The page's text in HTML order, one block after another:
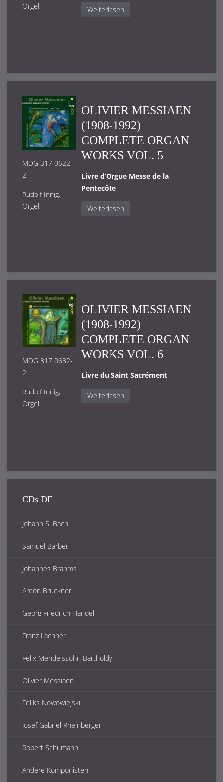
Orgel
Weiterlesen
MDG 317 0622-
2
Rudolf Innig,
Orgel
OLIVIER MESSIAEN
(1908-1992)
COMPLETE ORGAN
WORKS VOL. 5
Livre d’Orgue Messe de la
Pentecôte
Weiterlesen
MDG 317 0632-
2
Rudolf Innig,
Orgel
OLIVIER MESSIAEN
(1908-1992)
COMPLETE ORGAN
WORKS VOL. 6
Livre du Saint Sacrément
Weiterlesen
CDs DE
Johann S. Bach
Samuel Barber
Johannes Brahms
Anton Bruckner
Georg Friedrich Händel
Franz Lachner
Felix Mendelssohn Bartholdy
Olivier Messiaen
Feliks Nowowiejski
Josef Gabriel Rheinberger
Robert Schumann
Andere Komponisten